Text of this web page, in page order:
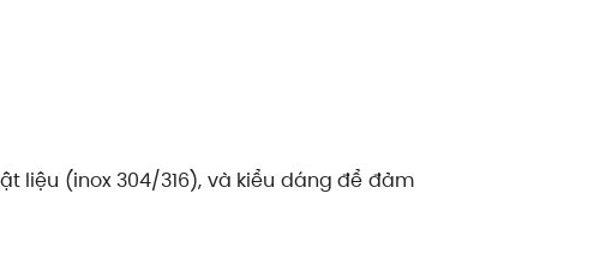
liệu (inox 304/316), và kiểu dáng để đảm